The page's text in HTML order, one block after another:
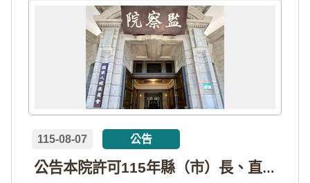
公告本院許可115年縣（市）長、直轄市議員、縣（市）議員擬參選人開立政治獻金專戶共計4戶。各專戶得收受政治獻金期間為自專戶許可設立日起至115年11月27日止，專戶名冊詳如附件。
115-08-07 公告